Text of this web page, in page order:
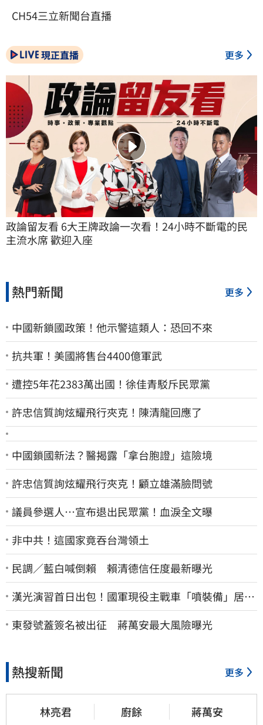
CH54三立新聞台直播
現正直播 更多
政論留友看 6大王牌政論一次看！24小時不斷電的民
主流水席 歡迎入座
熱門新聞 更多
中國新鎖國政策！他示警這類人：恐回不來
抗共軍！美國將售台4400億軍武
遭控5年花2383萬出國！徐佳青駁斥民眾黨
許忠信質詢炫耀飛行夾克！陳清龍回應了
中國鎖國新法？醫揭露「拿台胞證」這險境
許忠信質詢炫耀飛行夾克！顧立雄滿臉問號
議員參選人…宣布退出民眾黨！血淚全文曝
非中共！這國家竟吞台灣領土
民調／藍白喊倒賴 賴清德信任度最新曝光
漢光演習首日出包！國軍現役主戰車「噴裝備」居民
撿到零件…軍方說話了
東發號蓋簽名被出征 蔣萬安最大風險曝光
熱搜新聞 更多
林亮君 廚餘 蔣萬安